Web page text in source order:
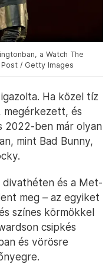
a Watch The
Post / Getty Images
Ha közel tíz
megérkezett, és
2022-ben már olyan
mint Bad Bunny,
divathéten és a Met-
meg – az egyiket
színes körmökkel
csipkés
és vörösre